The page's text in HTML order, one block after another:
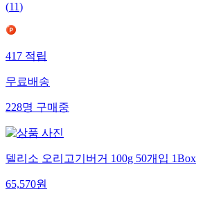
(11)
417 적립
무료배송
228명 구매중
델리소 오리고기버거 100g 50개입 1Box
65,570원